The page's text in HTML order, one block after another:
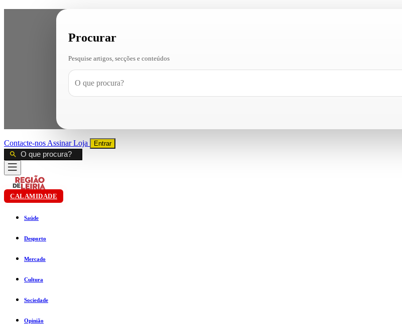
Procurar
Pesquise artigos, secções e conteúdos
Contacte-nos AssinarLoja Entrar
CALAMIDADE
Saúde
Desporto
Mercado
Cultura
Sociedade
Opinião